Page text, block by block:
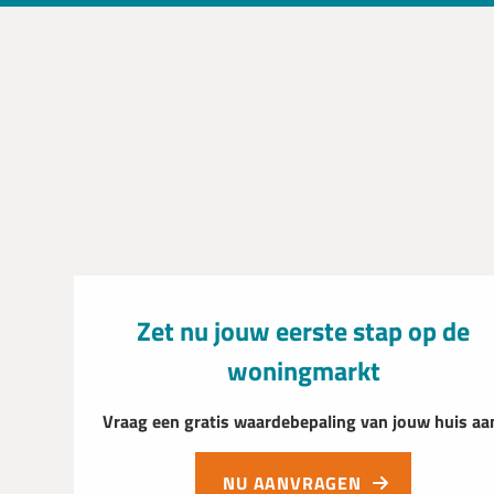
Zet nu jouw eerste stap op de
woningmarkt
Vraag een gratis waardebepaling van jouw huis
NU AANVRAGEN